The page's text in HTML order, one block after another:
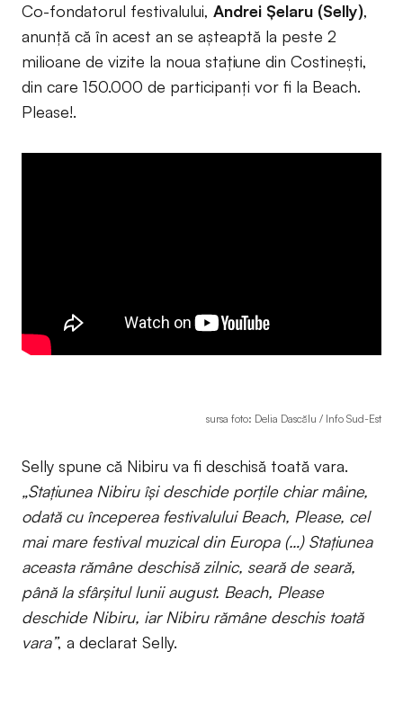
Co-fondatorul festivalului, Andrei Șelaru (Selly),
anunță că în acest an se așteaptă la peste 2
milioane de vizite la noua stațiune din Costinești,
din care 150.000 de participanți vor fi la Beach.
Please!.
sursa foto: Delia Dascălu / Info Sud-Est
Selly spune că Nibiru va fi deschisă toată vara.
„Stațiunea Nibiru își deschide porțile chiar mâine,
odată cu începerea festivalului Beach, Please, cel
mai mare festival muzical din Europa (…) Stațiunea
aceasta rămâne deschisă zilnic, seară de seară,
până la sfârșitul lunii august. Beach, Please
deschide Nibiru, iar Nibiru rămâne deschis toată
vara”, a declarat Selly.